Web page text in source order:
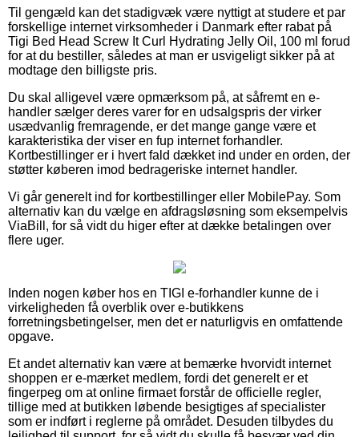
Til gengæld kan det stadigvæk være nyttigt at studere et par
forskellige internet virksomheder i Danmark efter rabat på
Tigi Bed Head Screw It Curl Hydrating Jelly Oil, 100 ml forud
for at du bestiller, således at man er usvigeligt sikker på at
modtage den billigste pris.
Du skal alligevel være opmærksom på, at såfremt en e-
handler sælger deres varer for en udsalgspris der virker
usædvanlig fremragende, er det mange gange være et
karakteristika der viser en fup internet forhandler.
Kortbestillinger er i hvert fald dækket ind under en orden, der
støtter køberen imod bedrageriske internet handler.
Vi går generelt ind for kortbestillinger eller MobilePay. Som
alternativ kan du vælge en afdragsløsning som eksempelvis
ViaBill, for så vidt du higer efter at dække betalingen over
flere uger.
Inden nogen køber hos en TIGI e-forhandler kunne de i
virkeligheden få overblik over e-butikkens
forretningsbetingelser, men det er naturligvis en omfattende
opgave.
Et andet alternativ kan være at bemærke hvorvidt internet
shoppen er e-mærket medlem, fordi det generelt er et
fingerpeg om at online firmaet forstår de officielle regler,
tillige med at butikken løbende besigtiges af specialister
som er indført i reglerne på området. Desuden tilbydes du